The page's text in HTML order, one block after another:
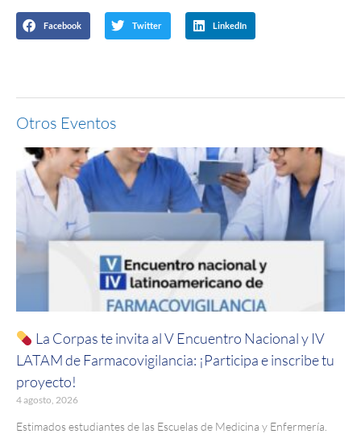
Facebook Twitter LinkedIn
Otros Eventos
La Corpas te invita al V Encuentro Nacional y IV
LATAM de Farmacovigilancia: ¡Participa e inscribe tu
proyecto!
4 agosto, 2026
Estimados estudiantes de las Escuelas de Medicina y Enfermería.